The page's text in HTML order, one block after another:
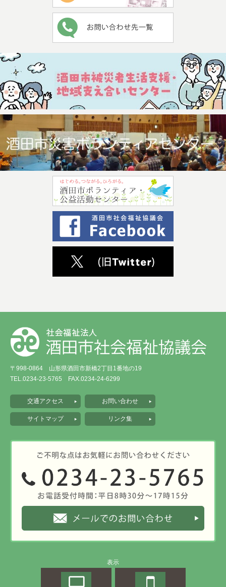
〒998-0864 山形県酒田市新橋2丁目1番地の19
TEL.0234-23-5765 FAX.0234-24-6299
交通アクセス お問い合わせ
サイトマップ リンク集
表示